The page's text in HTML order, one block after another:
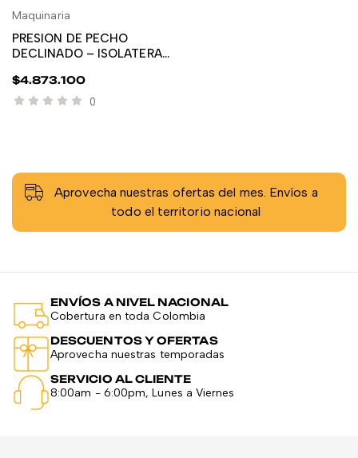
AÑADIR AL CARRITO
Maquinaria
PRESION DE PECHO
DECLINADO – ISOLATERAL
SPORTFITNESS
$4.873.100
0
Aprovecha nuestras ofertas del mes. Envíos a
todo el territorio nacional
ENVÍOS A NIVEL NACIONAL
Cobertura en toda Colombia
DESCUENTOS Y OFERTAS
Aprovecha nuestras temporadas
SERVICIO AL CLIENTE
8:00am - 6:00pm, Lunes a Viernes